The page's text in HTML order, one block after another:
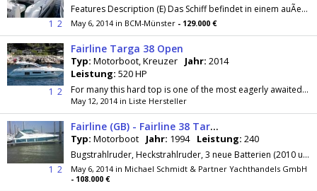
1 2
Features Description (E) Das Schiff befindet in einem auÃerordentlich guten Pflegezustand. Nur SÃ¼Ãwasser und immer Hallenwinterlager. Sehr...
May 6, 2014 in BCM-Münster - 129.000 €
1 2
Fairline Targa 38 Open
Typ: Motorboot, Kreuzer Jahr: 2014
Leistung: 520 HP
For many this hard top is one of the most eagerly awaited
May 12, 2014 in Liste Hersteller
1 2
Fairline (GB) - Fairline 38 Targa
Typ: Motorboot Jahr: 1994 Leistung: 240
Bugstrahlruder, Heckstrahlruder, 3 neue Batterien (2010 und 2011), neue Auspuffkrümmer 2011 / RAYMARINE Radar, RAYMARINE RL80 Plotter ÂŒ10,...
May 6, 2014 in Michael Schmidt & Partner Yachthandels GmbH
- 108.000 €